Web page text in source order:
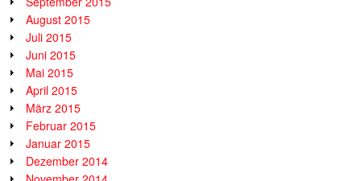
August 2015
Juli 2015
Juni 2015
Mai 2015
April 2015
März 2015
Februar 2015
Januar 2015
Dezember 2014